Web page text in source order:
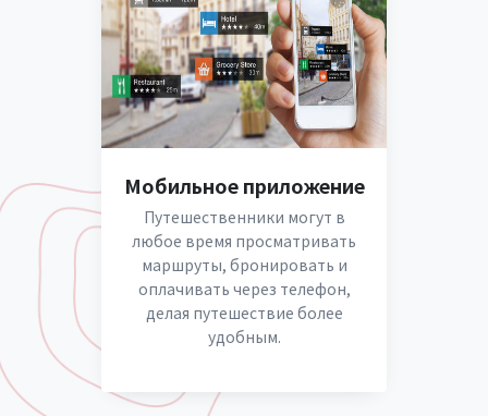
Мобильное приложение
Путешественники могут в
любое время просматривать
маршруты, бронировать и
оплачивать через телефон,
делая путешествие более
удобным.